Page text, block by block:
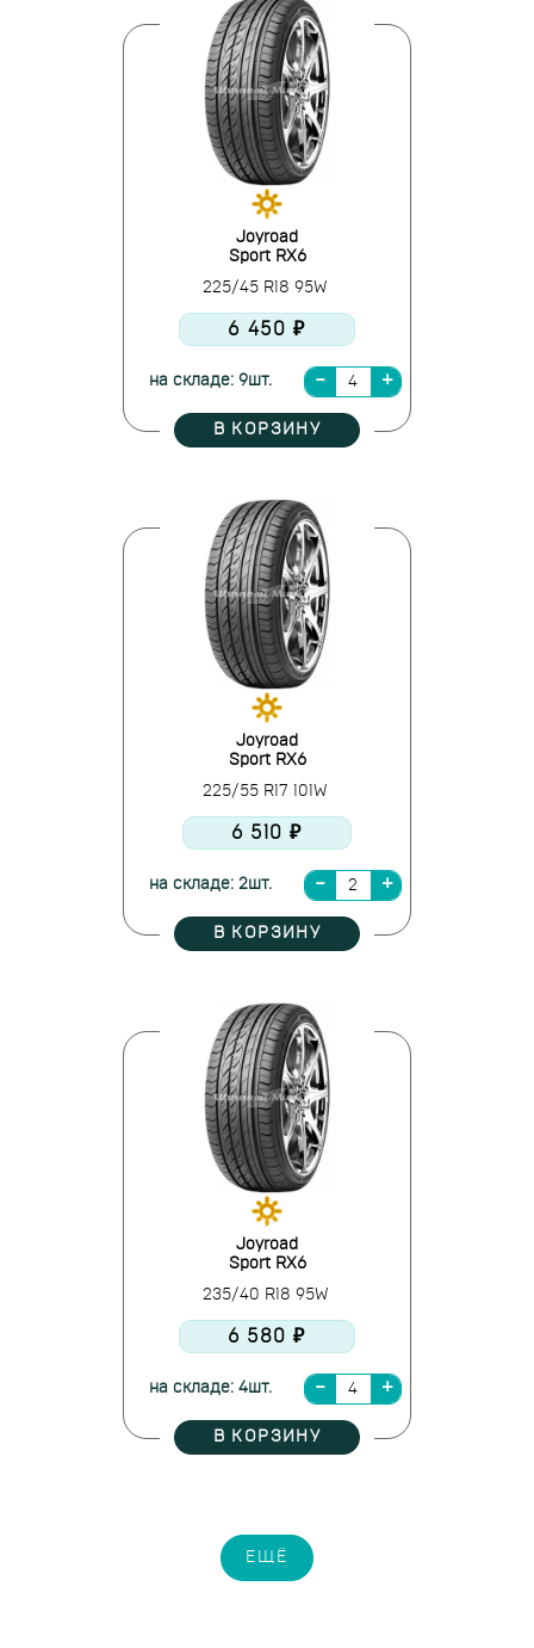
Joyroad
Sport RX6
225/45 R18 95W
6 450 ₽
на складе: 9шт.
В КОРЗИНУ
Joyroad
Sport RX6
225/55 R17 101W
6 510 ₽
на складе: 2шт.
В КОРЗИНУ
Joyroad
Sport RX6
235/40 R18 95W
6 580 ₽
на складе: 4шт.
В КОРЗИНУ
ЕЩЁ